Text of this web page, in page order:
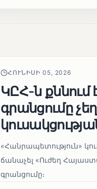
ՀՈՒՆԻՍԻ 05, 2026
ԿԸՀ-ն
գրանցումը
«Հանրապետություն»
ճանաչել «Ուժեղ
գրանցումը։